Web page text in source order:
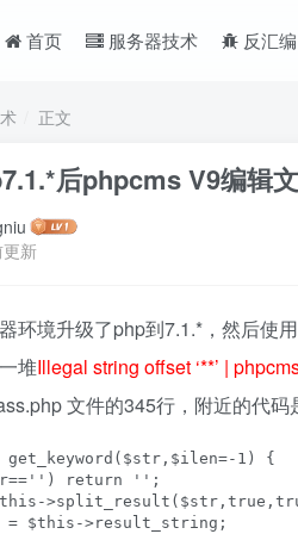
首页 服务器技术 反汇编
正文
后phpcms V9编辑
新
环境升级了php到7.1.*，然后使
堆Illegal string offset ‘**’ |
文件的345行，附近的代码
get_keyword($str,$ilen=-1) {
return '';
= $this->result_string;